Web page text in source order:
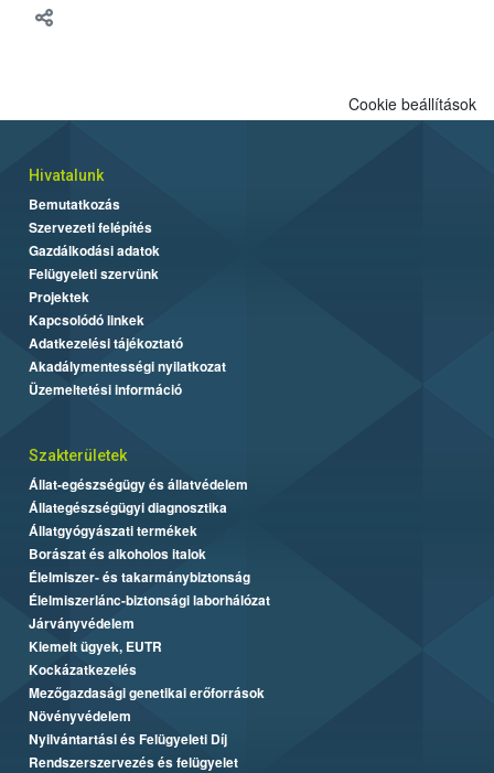
Cookie beállítások
Hivatalunk
Bemutatkozás
Szervezeti felépítés
Gazdálkodási adatok
Felügyeleti szervünk
Projektek
Kapcsolódó linkek
Adatkezelési tájékoztató
Akadálymentességi nyilatkozat
Üzemeltetési információ
Szakterületek
Állat-egészségügy és állatvédelem
Állategészségügyi diagnosztika
Állatgyógyászati termékek
Borászat és alkoholos italok
Élelmiszer- és takarmánybiztonság
Élelmiszerlánc-biztonsági laborhálózat
Járványvédelem
Kiemelt ügyek, EUTR
Kockázatkezelés
Mezőgazdasági genetikai erőforrások
Növényvédelem
Nyilvántartási és Felügyeleti Díj
Rendszerszervezés és felügyelet